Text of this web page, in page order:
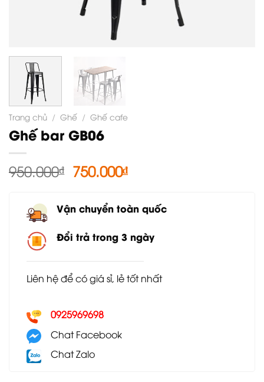
Trang chủ / Ghế / Ghế cafe
Ghế bar GB06
950.000₫ Giá
gốc
950.000₫.
750.000₫Giá
là:
Vận chuyển toàn quốc
Đổi trả trong 3 ngày
Liên hệ để có giá sỉ, lẻ tốt nhất
0925969698
Chat Facebook
Chat Zalo